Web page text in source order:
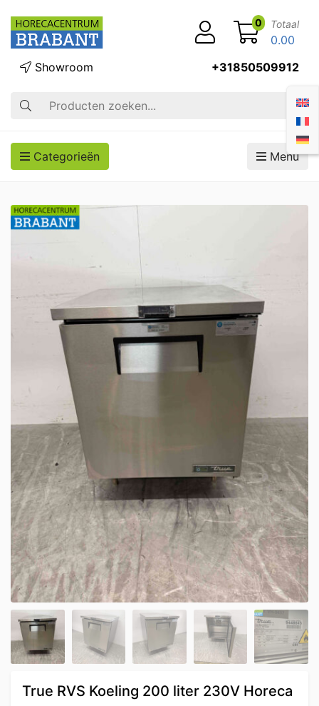
Zoek op
Showroom +31850509912
0 Totaal
0.00
Categorieën Menu
True RVS Koeling 200 liter 230V Horeca